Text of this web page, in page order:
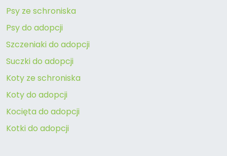
Psy ze schroniska
Psy do adopcji
Szczeniaki do adopcji
Suczki do adopcji
Koty ze schroniska
Koty do adopcji
Kocięta do adopcji
Kotki do adopcji